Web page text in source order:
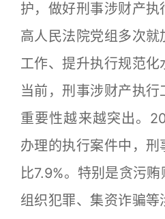
护，做好刑事涉财产
高人民法院党组多次
工作、提升执行规范化
当前，刑事涉财产执行
重要性越来越突出。
办理的执行案件中，
比7.9%。特别是贪污
组织犯罪、集资诈骗